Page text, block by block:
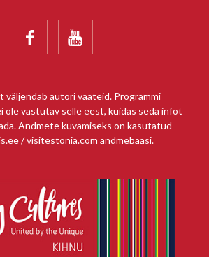
 
väljendab autori vaateid. Programmi
ole vastutav selle eest, kuidas seda infot
Andmete kuvamiseks on kasutatud
/ visitestonia.com andmebaasi.